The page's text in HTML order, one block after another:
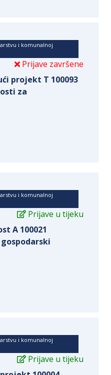
i komunalnoj
Prijave završene
projekt T 100093
za
i komunalnoj
Prijave u tijeku
A 100021
i komunalnoj
Prijave u tijeku